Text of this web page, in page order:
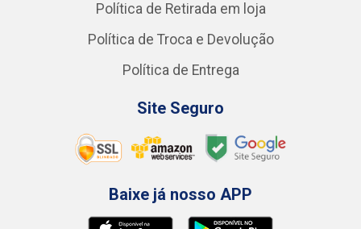
Política de Retirada em loja
Política de Troca e Devolução
Política de Entrega
Site Seguro
Baixe já nosso APP